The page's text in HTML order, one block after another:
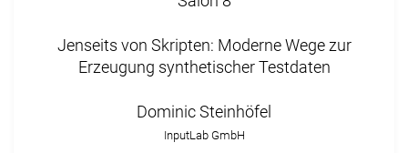
Jenseits von Skripten: Moderne Wege zur
Erzeugung synthetischer Testdaten
Dominic Steinhöfel
InputLab GmbH